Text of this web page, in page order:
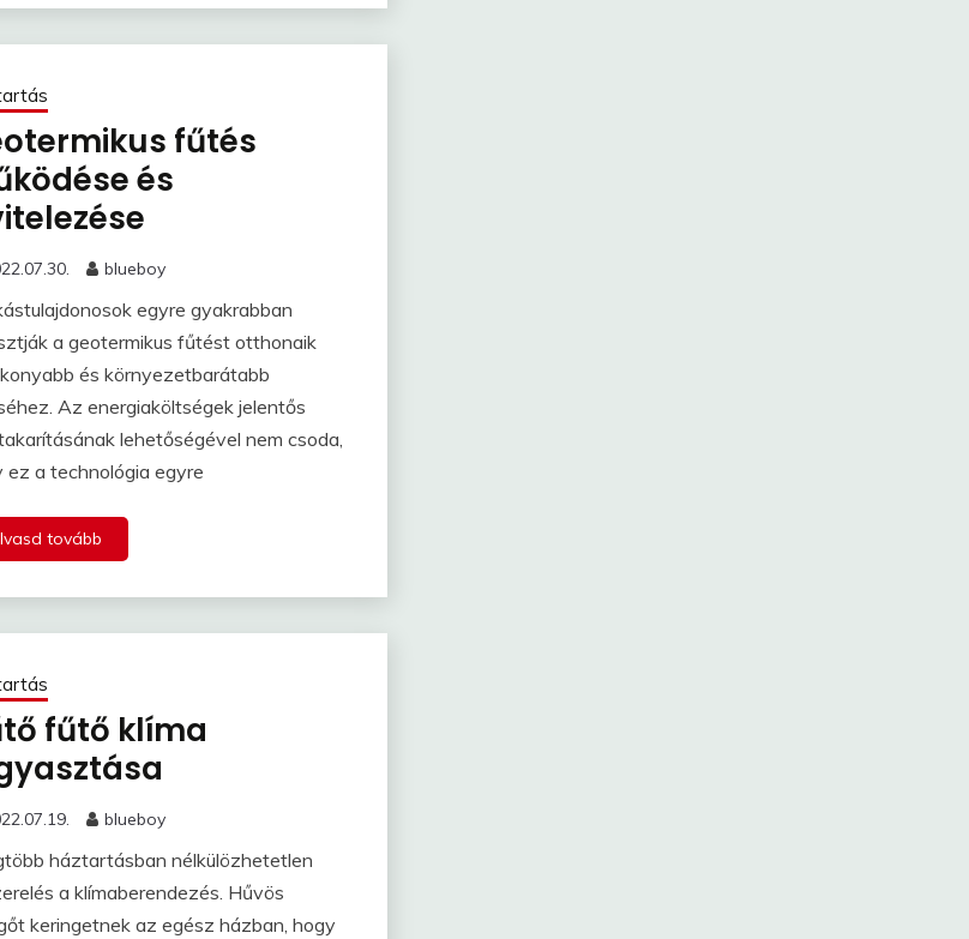
fűtés
és
blueboy
egyre gyakrabban
a geotermikus fűtést otthonaik
és környezetbarátabb
Az energiaköltségek jelentős
lehetőségével nem csoda,
ez a technológia egyre
tovább
fűtő klíma
blueboy
háztartásban nélkülözhetetlen
a klímaberendezés. Hűvös
keringetnek az egész házban, hogy